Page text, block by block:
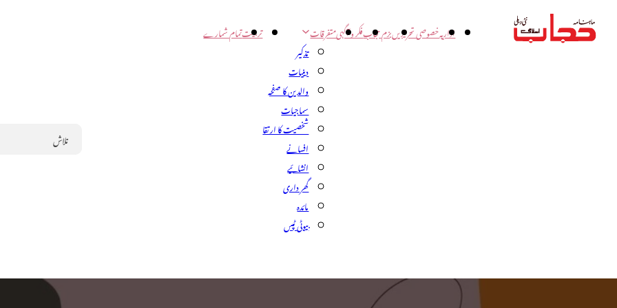
اداریہخصوصی تحریریںبزم حجابفکر و آگہیمتفرقات
تذکیر
دینیات
والدین کا صفحہ
سماجیات
شخصیت کا ارتقا
افسانے
انشائیے
گھر داری
مائدہ
بیوٹی ٹپس
تربیتتمام شمارے
Search